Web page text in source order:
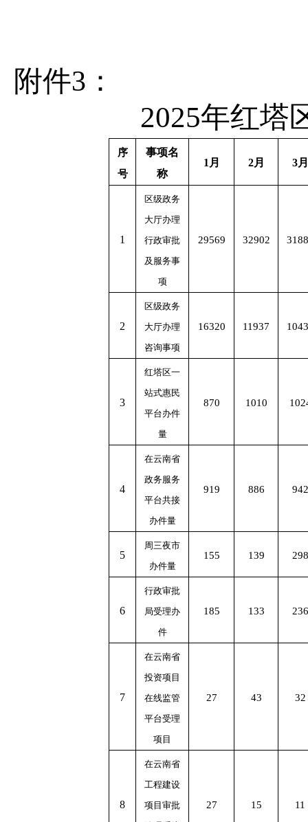
附件3 ：
2025年红塔
序
号
事项名
称
1月 2月 3月
1
区级政务
大厅办理
行政审批
及服务事
项
29569 32902
2
区级政务
大厅办理
咨询事项
16320 11937
3
红塔区一
站式惠民
平台办件
量
870 1010
4
在云南省
政务服务
平台共接
办件量
919 886 942
5
周三夜市
办件量
155 139 298
6
行政审批
局受理办
件
185 133 236
7
在云南省
投资项目
在线监管
平台受理
项目
27 43 32
8
在云南省
工程建设
项目审批
27 15 11